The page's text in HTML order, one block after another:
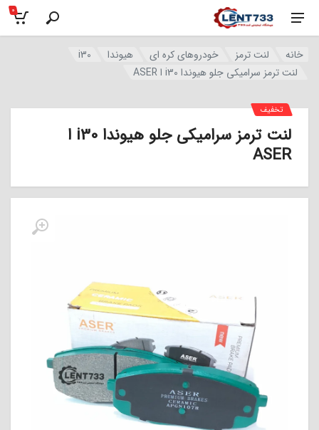
0
خانه لنت ترمز خودروهای کره ای هیوندا
i30
لنت ترمز سرامیکی جلو هیوندا i30 ا ASER
لنت ترمز سرامیکی جلو هیوندا i30 ا
ASER
تخفیف